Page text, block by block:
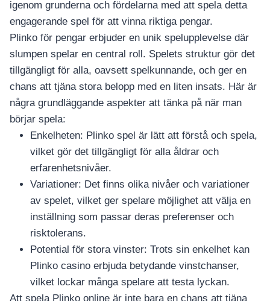
igenom grunderna och fördelarna med att spela detta
engagerande spel för att vinna riktiga pengar.
Plinko för pengar erbjuder en unik spelupplevelse där
slumpen spelar en central roll. Spelets struktur gör det
tillgängligt för alla, oavsett spelkunnande, och ger en
chans att tjäna stora belopp med en liten insats. Här är
några grundläggande aspekter att tänka på när man
börjar spela:
Enkelheten: Plinko spel är lätt att förstå och spela,
vilket gör det tillgängligt för alla åldrar och
erfarenhetsnivåer.
Variationer: Det finns olika nivåer och variationer
av spelet, vilket ger spelare möjlighet att välja en
inställning som passar deras preferenser och
risktolerans.
Potential för stora vinster: Trots sin enkelhet kan
Plinko casino erbjuda betydande vinstchanser,
vilket lockar många spelare att testa lyckan.
Att spela Plinko online är inte bara en chans att tjäna